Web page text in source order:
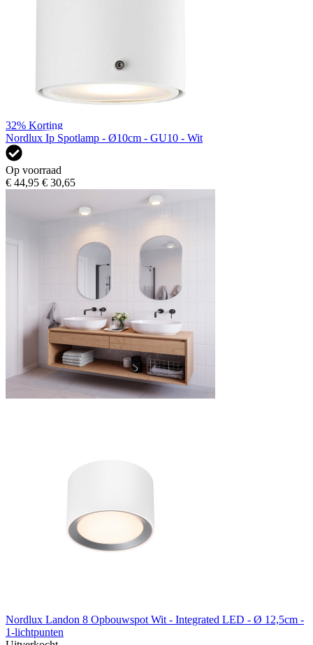
32% Korting
Nordlux Ip Spotlamp - Ø10cm - GU10 - Wit
Op voorraad
€ 44,95 € 30,65
Nordlux Landon 8 Opbouwspot Wit - Integrated LED - Ø 12,5cm -
1-lichtpunten